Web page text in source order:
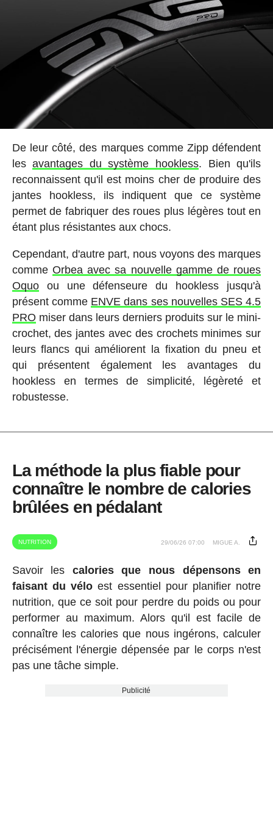
De leur côté, des marques comme Zipp défendent
lesavantages du système hookless. Bien qu'ils
reconnaissent qu'il est moins cher de produire des
jantes hookless, ils indiquent que ce système
permet de fabriquer des roues plus légères tout en
étant plus résistantes aux chocs.
Cependant, d'autre part, nous voyons des marques
comme Orbea avec sa nouvelle gamme de roues
Oquoou une défenseure du hookless jusqu'à
présent comme ENVE dans ses nouvelles SES 4.5
PRO miser dans leurs derniers produits sur le mini-
crochet, des jantes avec des crochets minimes sur
leurs flancs qui améliorent la fixation du pneu et
qui présentent également les avantages du
hookless en termes de simplicité, légèreté et
robustesse.
La méthode la plus fiable pour
connaître le nombre de calories
brûlées en pédalant
NUTRITION 29/06/26 07:00 MIGUE A.
Savoir les calories que nous dépensons en
faisant du vélo est essentiel pour planifier notre
nutrition, que ce soit pour perdre du poids ou pour
performer au maximum. Alors qu'il est facile de
connaître les calories que nous ingérons, calculer
précisément l'énergie dépensée par le corps n'est
pas une tâche simple.
Publicité